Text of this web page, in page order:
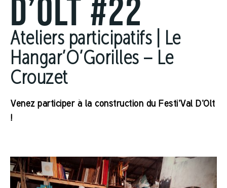
D’OLT #22
Ateliers participatifs | Le
Hangar’O’Gorilles – Le
Crouzet
Venez participer à la construction du Festi’Val D’Olt
!